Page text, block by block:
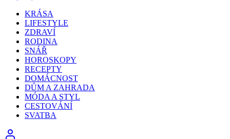
KRÁSA
LIFESTYLE
ZDRAVÍ
RODINA
SNÁŘ
HOROSKOPY
RECEPTY
DOMÁCNOST
DŮM A ZAHRADA
MÓDA A STYL
CESTOVÁNÍ
SVATBA